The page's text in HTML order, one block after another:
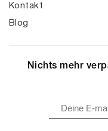
Kontakt
Blog
Nichts mehr